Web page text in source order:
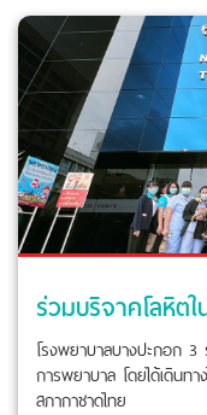
โรงพยาบาลบางปะกอก 3
การพยาบาล โดยได้เดินท
สภากาชาดไทย